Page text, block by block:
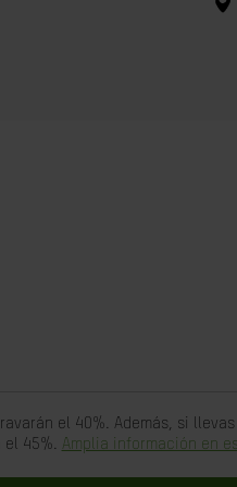
el 40%. Además, si llevas
45%. Amplia información en